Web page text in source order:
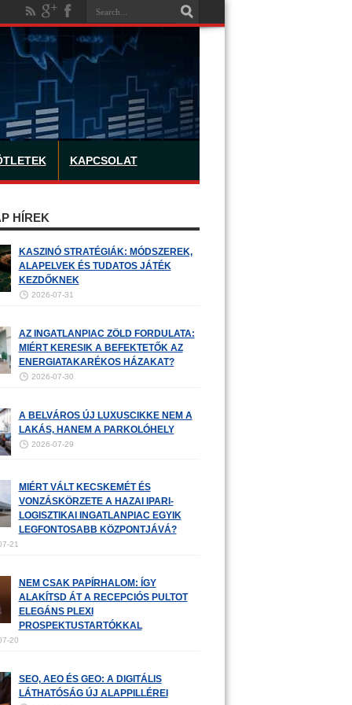
KAPCSOLAT
HÍREK
KASZINÓ STRATÉGIÁK: MÓDSZEREK,
ALAPELVEK ÉS TUDATOS JÁTÉK
KEZDŐKNEK
2026-07-31
AZ INGATLANPIAC ZÖLD FORDULATA:
MIÉRT KERESIK A BEFEKTETŐK AZ
ENERGIATAKARÉKOS HÁZAKAT?
2026-07-30
A BELVÁROS ÚJ LUXUSCIKKE NEM A
LAKÁS, HANEM A PARKOLÓHELY
2026-07-29
MIÉRT VÁLT KECSKEMÉT ÉS
VONZÁSKÖRZETE A HAZAI IPARI-
LOGISZTIKAI INGATLANPIAC EGYIK
LEGFONTOSABB KÖZPONTJÁVÁ?
21
NEM CSAK PAPÍRHALOM: ÍGY
ALAKÍTSD ÁT A RECEPCIÓS PULTOT
ELEGÁNS PLEXI
PROSPEKTUSTARTÓKKAL
20
SEO, AEO ÉS GEO: A DIGITÁLIS
LÁTHATÓSÁG ÚJ ALAPPILLÉREI